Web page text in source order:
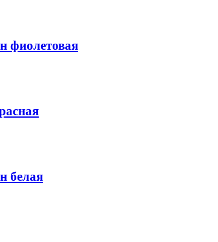
фиолетовая
белая